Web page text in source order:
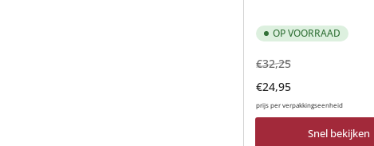
OP VOORRAAD
Normale
prijs
€32,25Aanbiedingsprijs
€24,95
prijs per verpakkingseenheid
Snel bekijken